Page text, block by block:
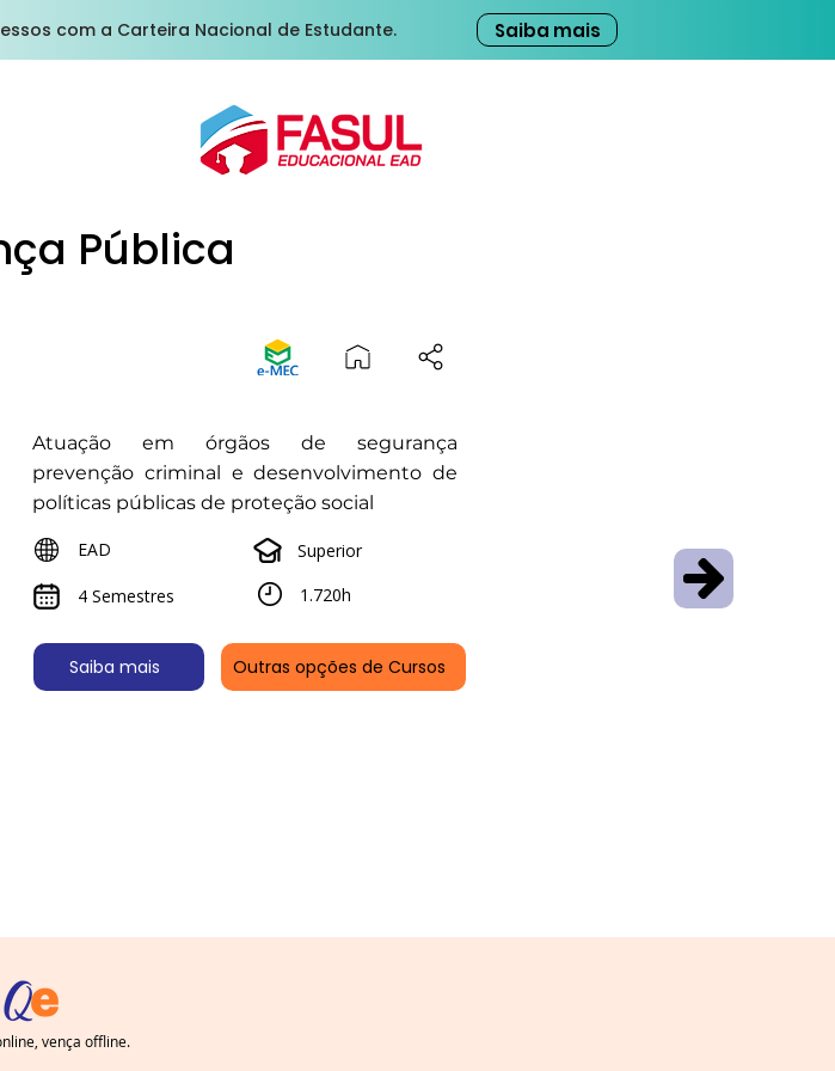
com a Carteira Nacional de Estudante. Saiba mais
Pública
Atuação em órgãos de segurança
prevenção criminal e desenvolvimento de
políticas públicas de proteção social
EAD
Superior
4 Semestres
1.720h
Saiba mais Outras opções de Cursos
vença offline.